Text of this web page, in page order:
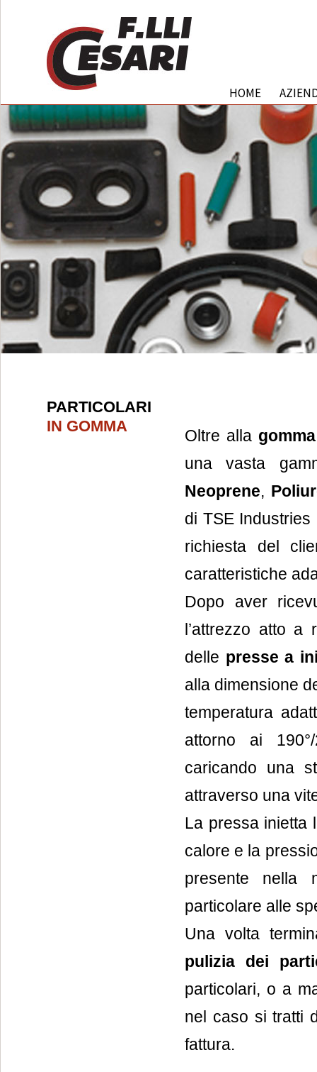
HOME
PARTICOLARI
IN GOMMA
Oltre alla
una vasta
Neoprene,
di TSE
richiesta del
caratteristiche
Dopo aver
l’attrezzo atto a
delle presse a
alla dimensione
temperatura
attorno ai
caricando una
attraverso una
La pressa inietta
calore e la
presente nella
particolare alle
Una volta
pulizia dei
particolari, o a
nel caso si tratti
fattura.